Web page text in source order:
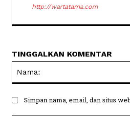
http://wartatama.com
TINGGALKAN KOMENTAR
Simpan nama, email, dan situs